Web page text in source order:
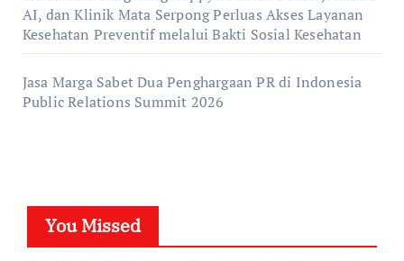
AI, dan Klinik Mata Serpong Perluas Akses Layanan
Kesehatan Preventif melalui Bakti Sosial Kesehatan
Jasa Marga Sabet Dua Penghargaan PR di Indonesia
Public Relations Summit 2026
You Missed